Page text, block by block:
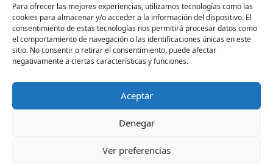
Para ofrecer las mejores experiencias, utilizamos tecnologías como las
cookies para almacenar y/o acceder a la información del dispositivo. El
consentimiento de estas tecnologías nos permitirá procesar datos como
el comportamiento de navegación o las identificaciones únicas en este
sitio. No consentir o retirar el consentimiento, puede afectar
negativamente a ciertas características y funciones.
Aceptar
Denegar
Ver preferencias
No hay contenido relacionado.
Ir a noticia siguiente